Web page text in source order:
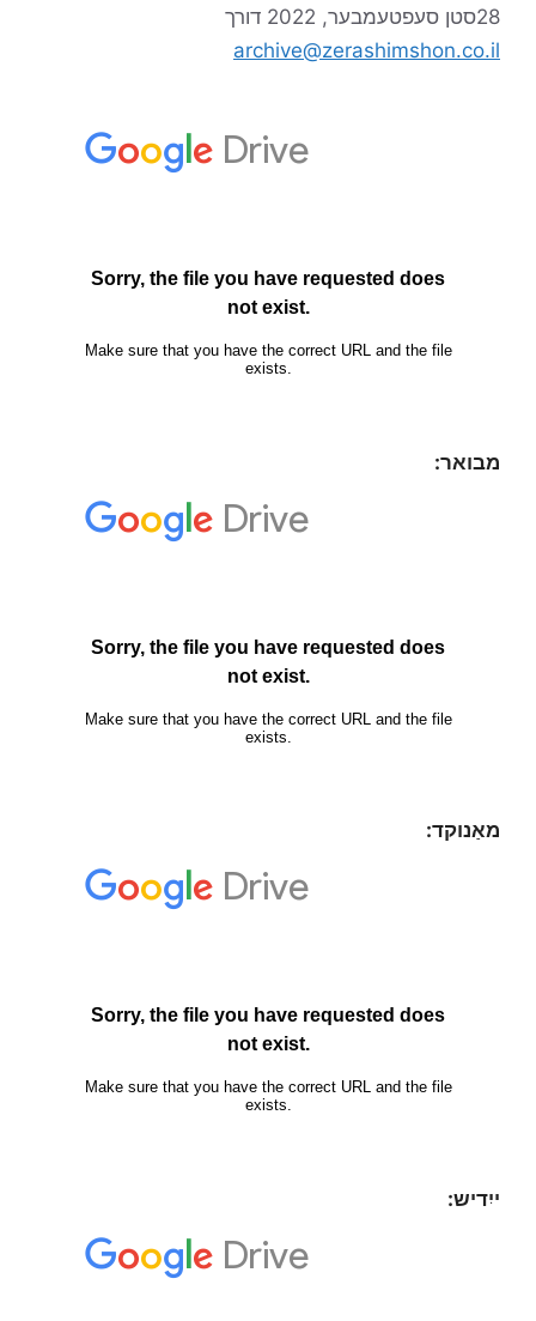
28סטן סעפטעמבער, 2022
דורך
archive@zerashimshon.co.il
מבואר:
מאַנוקד:
ייִדיש: